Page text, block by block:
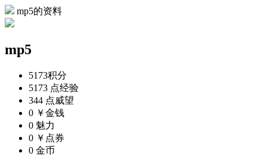
mp5的资料
mp5
5173积分
5173 点经验
344 点威望
0 ￥金钱
0 魅力
0 ￥ 点券
0 金币